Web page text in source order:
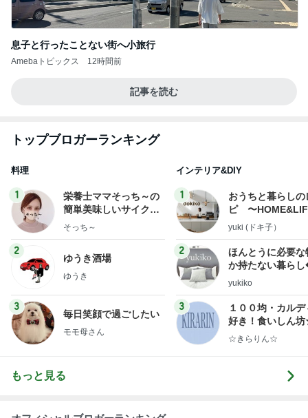
息子と行ったことない街へ小旅行
Amebaトピックス 12時間前
記事を読む
トップブロガーランキング
料理
1
栄養士ママそっち～の
簡単美味しいサイクル
献立
そっち～
2
ゆうき酒場
ゆうき
3
毎日笑顔で過ごしたい
モモ母さん
インテリア&DIY
1
おうちと暮らしの
ピ 〜
yuki (ドキ子）
2
ほんとうに必要な
か持たない暮ら
ep Life Simple◆
yukiko
3
１００均・カルデ
好き！食いしん
らりん☆のブログ
☆きらりん☆
もっと見る